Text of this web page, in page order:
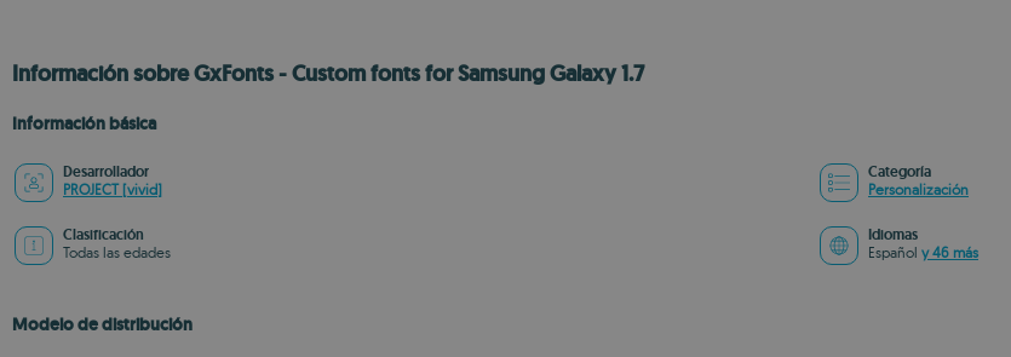
Información sobre GxFonts - Custom fonts for Samsung Galaxy 1.7
Información básica
Desarrollador
PROJECT [vivid]
Categoría
Personalización
Clasificación
Todas las edades
Idiomas
Español y 46 más
Modelo de distribución